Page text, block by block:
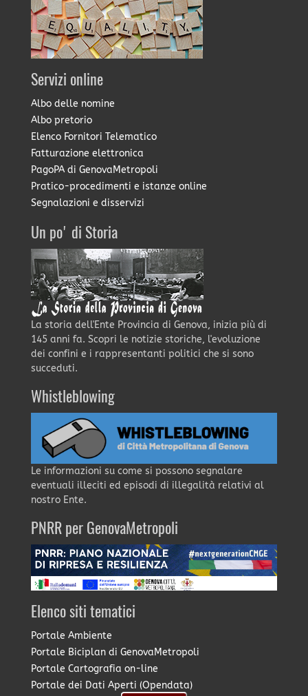
Servizi online
Albo delle nomine
Albo pretorio
Elenco Fornitori Telematico
Fatturazione elettronica
PagoPA di GenovaMetropoli
Pratico-procedimenti e istanze online
Segnalazioni e disservizi
Un po' di Storia
La storia dell'Ente Provincia di Genova, inizia più di
145 anni fa. Scopri le notizie storiche, l'evoluzione
dei confini e i rappresentanti politici che si sono
succeduti.
Whistleblowing
Le informazioni su come si possono segnalare
eventuali illeciti ed episodi di illegalità relativi al
nostro Ente.
PNRR per GenovaMetropoli
Elenco siti tematici
Portale Ambiente
Portale Biciplan di GenovaMetropoli
Portale Cartografia on-line
Portale dei Dati Aperti (Opendata)